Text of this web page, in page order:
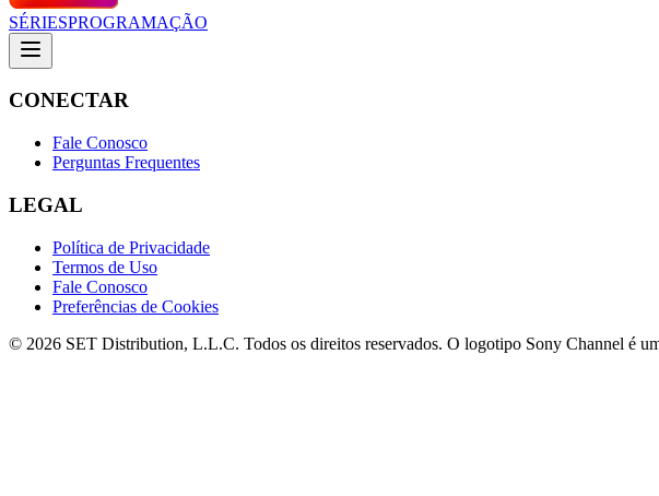
SÉRIESPROGRAMAÇÃO
CONECTAR
Fale Conosco
Perguntas Frequentes
LEGAL
Política de Privacidade
Termos de Uso
Fale Conosco
Preferências de Cookies
© 2026 SET Distribution, L.L.C. Todos os direitos reservados. O logotipo Sony Channel é